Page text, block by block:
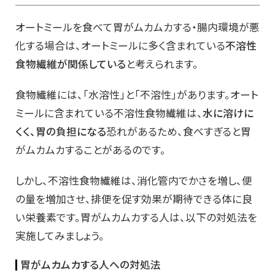
オートミールを食べて胃がムカムカする・腸内環境が悪
化する場合は、オートミールに多く含まれている不溶性
食物繊維が関係していると考えられます。
食物繊維には、「水溶性」と「不溶性」があります。オート
ミールに含まれている不溶性食物繊維は、水に溶けに
くく、胃の負担になる恐れがあるため、食べすぎると胃
がムカムカすることがあるのです。
しかし、不溶性食物繊維は、消化管内でかさを増し、便
の量を増加させ、排便を促す効果が期待できる体に良
い栄養素です。胃がムカムカする人は、以下の対処法を
実施してみましょう。
胃がムカムカする人への対処法